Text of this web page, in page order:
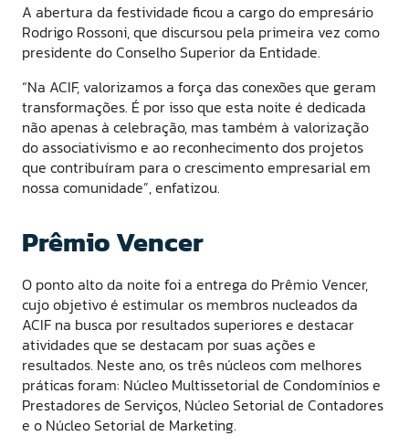
A abertura da festividade ficou a cargo do empresário
Rodrigo Rossoni, que discursou pela primeira vez como
presidente do Conselho Superior da Entidade.
“Na ACIF, valorizamos a força das conexões que geram
transformações. É por isso que esta noite é dedicada
não apenas à celebração, mas também à valorização
do associativismo e ao reconhecimento dos projetos
que contribuíram para o crescimento empresarial em
nossa comunidade”, enfatizou.
Prêmio Vencer
O ponto alto da noite foi a entrega do Prêmio Vencer,
cujo objetivo é estimular os membros nucleados da
ACIF na busca por resultados superiores e destacar
atividades que se destacam por suas ações e
resultados. Neste ano, os três núcleos com melhores
práticas foram: Núcleo Multissetorial de Condomínios e
Prestadores de Serviços, Núcleo Setorial de Contadores
e o Núcleo Setorial de Marketing.